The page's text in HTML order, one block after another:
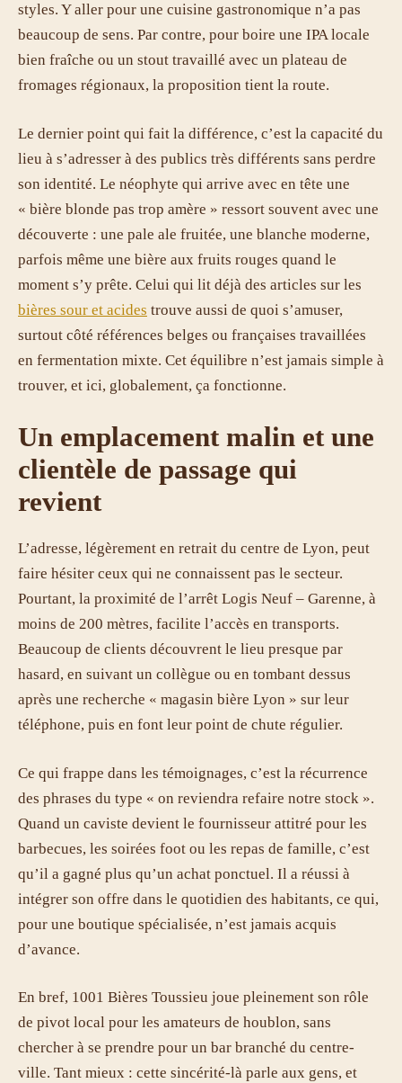
styles. Y aller pour une cuisine gastronomique n’a pas
beaucoup de sens. Par contre, pour boire une IPA locale
bien fraîche ou un stout travaillé avec un plateau de
fromages régionaux, la proposition tient la route.
Le dernier point qui fait la différence, c’est la capacité du
lieu à s’adresser à des publics très différents sans perdre
son identité. Le néophyte qui arrive avec en tête une
« bière blonde pas trop amère » ressort souvent avec une
découverte : une pale ale fruitée, une blanche moderne,
parfois même une bière aux fruits rouges quand le
moment s’y prête. Celui qui lit déjà des articles sur les
bières sour et acides trouve aussi de quoi s’amuser,
surtout côté références belges ou françaises travaillées
en fermentation mixte. Cet équilibre n’est jamais simple à
trouver, et ici, globalement, ça fonctionne.
Un emplacement malin et une
clientèle de passage qui
revient
L’adresse, légèrement en retrait du centre de Lyon, peut
faire hésiter ceux qui ne connaissent pas le secteur.
Pourtant, la proximité de l’arrêt Logis Neuf – Garenne, à
moins de 200 mètres, facilite l’accès en transports.
Beaucoup de clients découvrent le lieu presque par
hasard, en suivant un collègue ou en tombant dessus
après une recherche « magasin bière Lyon » sur leur
téléphone, puis en font leur point de chute régulier.
Ce qui frappe dans les témoignages, c’est la récurrence
des phrases du type « on reviendra refaire notre stock ».
Quand un caviste devient le fournisseur attitré pour les
barbecues, les soirées foot ou les repas de famille, c’est
qu’il a gagné plus qu’un achat ponctuel. Il a réussi à
intégrer son offre dans le quotidien des habitants, ce qui,
pour une boutique spécialisée, n’est jamais acquis
d’avance.
En bref, 1001 Bières Toussieu joue pleinement son rôle
de pivot local pour les amateurs de houblon, sans
chercher à se prendre pour un bar branché du centre-
ville. Tant mieux : cette sincérité-là parle aux gens, et